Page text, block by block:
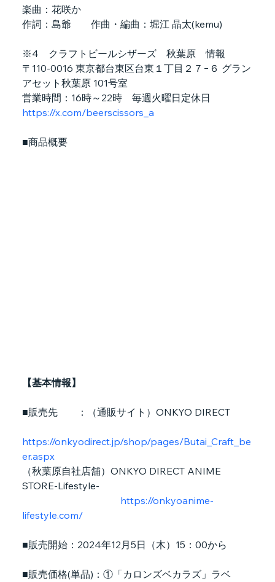
楽曲：花咲か
作詞：島爺　　作曲・編曲：堀江 晶太(kemu)
※4　クラフトビールシザーズ　秋葉原　情報
〒110-0016 東京都台東区台東１丁目２７−６ グラン
アセット秋葉原 101号室
営業時間：16時～22時　毎週火曜日定休日
https://x.com/beerscissors_a
■商品概要
【基本情報】
■販売先　　：（通販サイト）ONKYO DIRECT
https://onkyodirect.jp/shop/pages/Butai_Craft_be
er.aspx
（秋葉原自社店舗）ONKYO DIRECT ANIME
STORE-Lifestyle-
https://onkyoanime-
lifestyle.com/
■販売開始：2024年12月5日（木）15：00から
■販売価格(単品)：①「カロンズベカラズ」ラベ